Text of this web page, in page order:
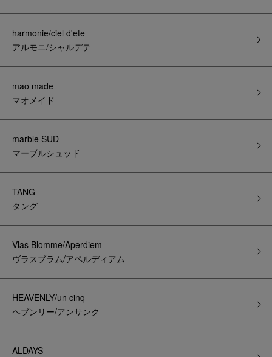
harmonie/ciel d'ete
アルモニ/シャルデテ
mao made
マオメイド
marble SUD
マーブルシュッド
TANG
タング
Vlas Blomme/Aperdiem
ヴラスブラム/アペルディアム
HEAVENLY/un cinq
ヘブンリー/アンサンク
ALDAYS